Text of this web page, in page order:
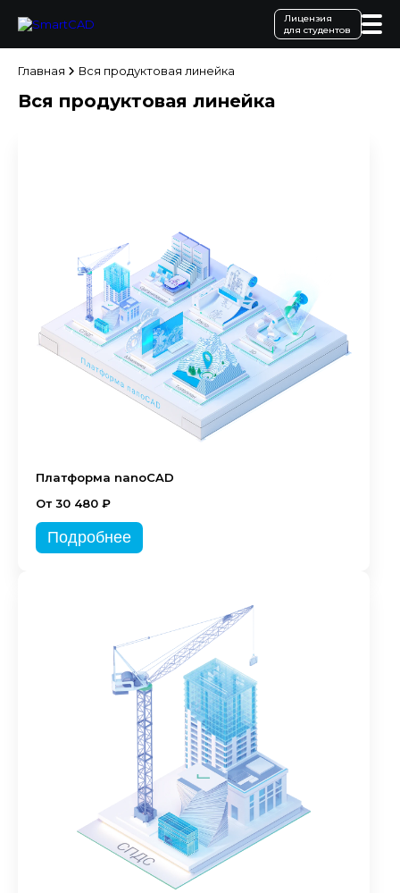
Лицензия
для студентов
Главная Вся продуктовая линейка
Вся продуктовая линейка
Платформа nanoCAD
От 30 480 ₽
Подробнее